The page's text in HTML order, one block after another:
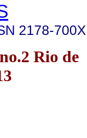
2178-700X
Rio de